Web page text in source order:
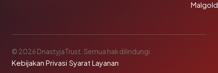
© 2026 DnastyjaTrust. Semua hak dilindungi.
Kebijakan Privasi·Syarat Layanan